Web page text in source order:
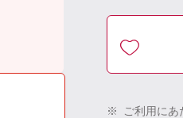
※
ご利用にあ